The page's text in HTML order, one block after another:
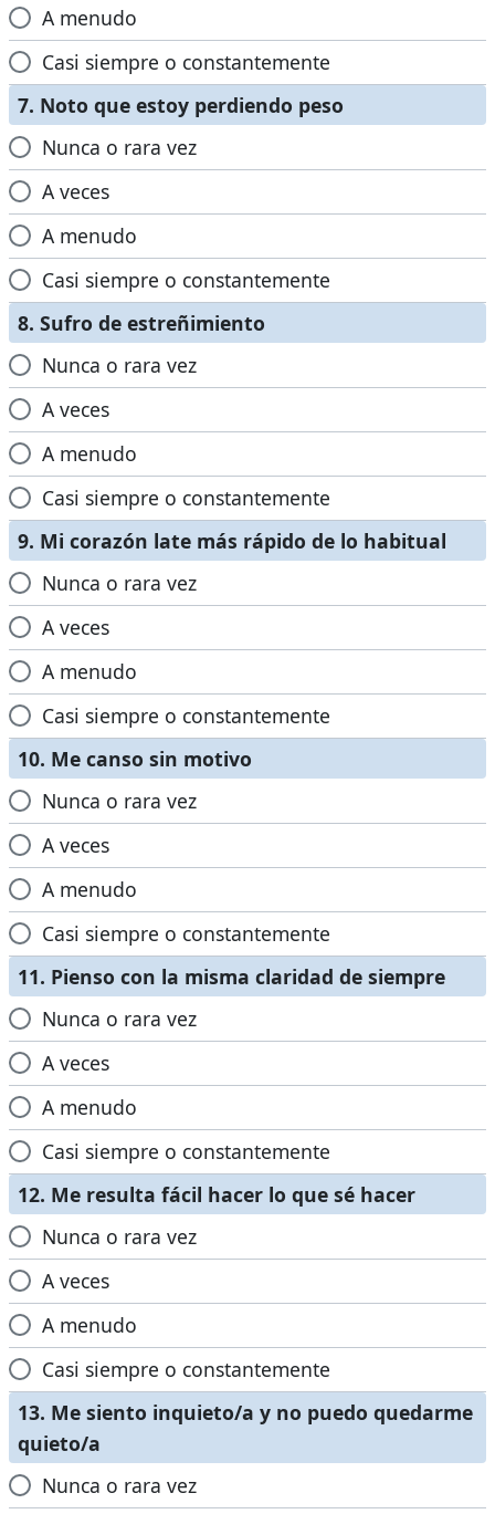
A menudo
Casi siempre o constantemente
7. Noto que estoy perdiendo peso
Nunca o rara vez
A veces
A menudo
Casi siempre o constantemente
8. Sufro de estreñimiento
Nunca o rara vez
A veces
A menudo
Casi siempre o constantemente
9. Mi corazón late más rápido de lo habitual
Nunca o rara vez
A veces
A menudo
Casi siempre o constantemente
10. Me canso sin motivo
Nunca o rara vez
A veces
A menudo
Casi siempre o constantemente
11. Pienso con la misma claridad de siempre
Nunca o rara vez
A veces
A menudo
Casi siempre o constantemente
12. Me resulta fácil hacer lo que sé hacer
Nunca o rara vez
A veces
A menudo
Casi siempre o constantemente
13. Me siento inquieto/a y no puedo quedarme
quieto/a
Nunca o rara vez